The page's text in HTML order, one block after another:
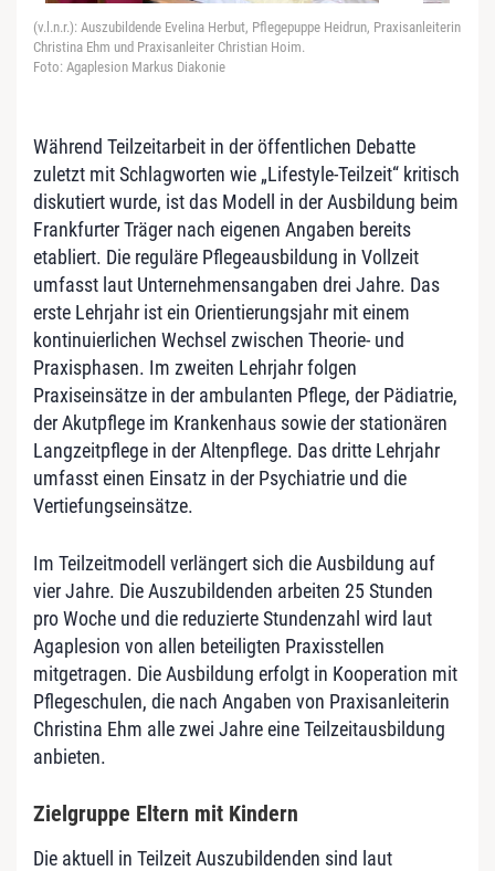
(v.l.n.r.): Auszubildende Evelina Herbut, Pflegepuppe Heidrun, Praxisanleiterin
Christina Ehm und Praxisanleiter Christian Hoim.
Foto: Agaplesion Markus Diakonie
Während Teilzeitarbeit in der öffentlichen Debatte
zuletzt mit Schlagworten wie „Lifestyle-Teilzeit“ kritisch
diskutiert wurde, ist das Modell in der Ausbildung beim
Frankfurter Träger nach eigenen Angaben bereits
etabliert. Die reguläre Pflegeausbildung in Vollzeit
umfasst laut Unternehmensangaben drei Jahre. Das
erste Lehrjahr ist ein Orientierungsjahr mit einem
kontinuierlichen Wechsel zwischen Theorie- und
Praxisphasen. Im zweiten Lehrjahr folgen
Praxiseinsätze in der ambulanten Pflege, der Pädiatrie,
der Akutpflege im Krankenhaus sowie der stationären
Langzeitpflege in der Altenpflege. Das dritte Lehrjahr
umfasst einen Einsatz in der Psychiatrie und die
Vertiefungseinsätze.
Im Teilzeitmodell verlängert sich die Ausbildung auf
vier Jahre. Die Auszubildenden arbeiten 25 Stunden
pro Woche und die reduzierte Stundenzahl wird laut
Agaplesion von allen beteiligten Praxisstellen
mitgetragen. Die Ausbildung erfolgt in Kooperation mit
Pflegeschulen, die nach Angaben von Praxisanleiterin
Christina Ehm alle zwei Jahre eine Teilzeitausbildung
anbieten.
Zielgruppe Eltern mit Kindern
Die aktuell in Teilzeit Auszubildenden sind laut